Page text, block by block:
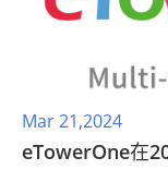
Mar 21,2024
eTowerOne在